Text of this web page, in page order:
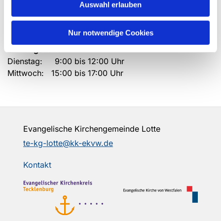
Auswahl erlauben
Nur notwendige Cookies
te-kg-lotte@kk-ekvw.de
Dienstag: 9:00 bis 12:00 Uhr
Mittwoch: 15:00 bis 17:00 Uhr
Evangelische Kirchengemeinde Lotte
te-kg-lotte@kk-ekvw.de
Kontakt